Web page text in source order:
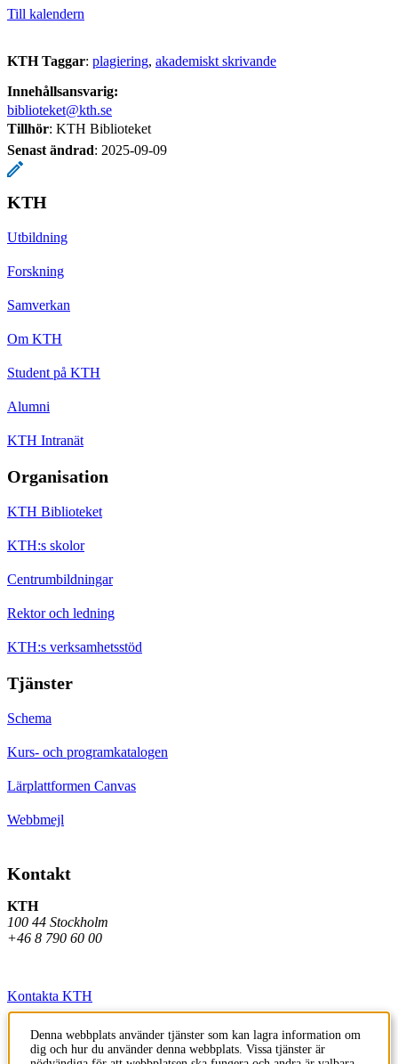
Till kalendern
KTH Taggar: plagiering akademiskt skrivande
Innehållsansvarig:
biblioteket@kth.se
Tillhör: KTH Biblioteket
Senast ändrad: 2025-09-09
KTH
Utbildning
Forskning
Samverkan
Om KTH
Student på KTH
Alumni
KTH Intranät
Organisation
KTH Biblioteket
KTH:s skolor
Centrumbildningar
Rektor och ledning
KTH:s verksamhetsstöd
Tjänster
Schema
Kurs- och programkatalogen
Lärplattformen Canvas
Webbmejl
Kontakt
KTH
100 44 Stockholm
+46 8 790 60 00
Kontakta KTH
Jobba på KTH
Denna webbplats använder tjänster som kan lagra information om
dig och hur du använder denna webbplats. Vissa tjänster är